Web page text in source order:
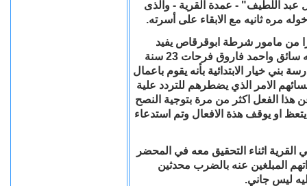
عبد اللطيف" - عمدة القرية - والذى
مره ثانيه مع الابقاء على أسرته.
من مامور شرطة ابوقرقاص يفيد
بتقديم بلاغ الى القسم من اشرف احمد عبد اللطيف 37 سنه سائق واحمد فاروق فرحات 23 سنة
54 سنة يعمل وكيل مدرسة بني خيار الابتدائية بأنه يقوم باعمال
الامر الذي يضطرهم للتردد علية
هذا الفعل اكثر من مرة بتوجية النصح
او يوقف هذة الافعال وتم استدعاء
القرية اثناء التحقيق معه في المحضر
ابو قرقاص بل واتهم المبلغين عنه بالضرب محدثين
ليس جاني.